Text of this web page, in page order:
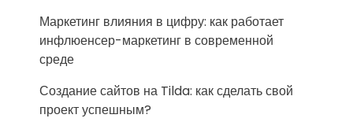
Маркетинг влияния в цифру: как работает
инфлюенсер-маркетинг в современной
среде
Создание сайтов на Tilda: как сделать свой
проект успешным?